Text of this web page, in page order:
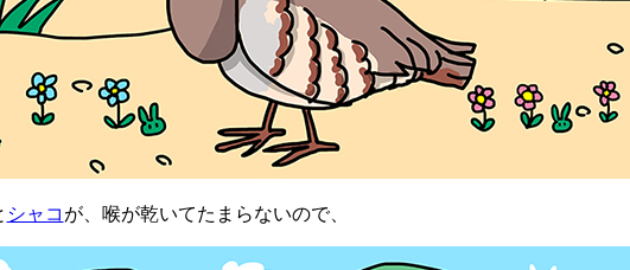
シャコ が、喉が乾いてたまらないので、